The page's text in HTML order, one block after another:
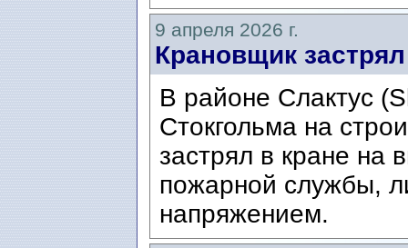
9 апреля 2026 г.
Крановщик
В районе Слактус
Стокгольма на
застрял в кране на
пожарной службы,
напряжением.